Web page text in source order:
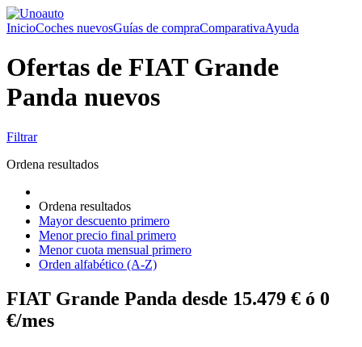
InicioCoches nuevosGuías de compraComparativaAyuda
Ofertas de FIAT Grande
Panda nuevos
Filtrar
Ordena resultados
Ordena resultados
Mayor descuento primero
Menor precio final primero
Menor cuota mensual primero
Orden alfabético (A-Z)
FIAT Grande Panda desde 15.479 € ó 0
€/mes